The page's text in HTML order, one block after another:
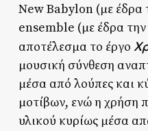
New Babylon (με έδρα
ensemble (με έδρα την
αποτέλεσμα το έργο
μουσική σύνθεση
μέσα από λούπες και
μοτίβων, ενώ η χρήση
υλικού κυρίως μέσα